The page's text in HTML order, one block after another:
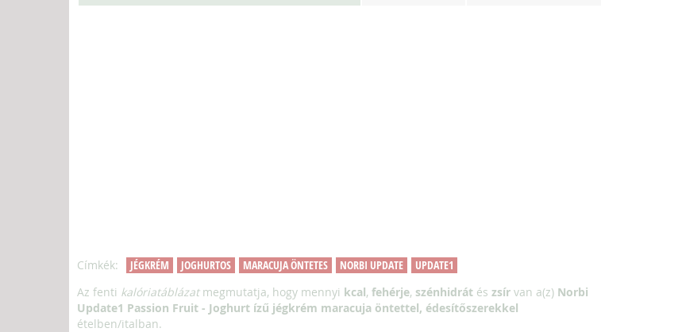
Címkék: JÉGKRÉM JOGHURTOS MARACUJA ÖNTETES NORBI UPDATE
UPDATE1
Az fenti kalóriatáblázatmegmutatja, hogy mennyi kcal, fehérje, szénhidrát és zsír van a(z) Norbi
Update1 Passion Fruit - Joghurt ízű jégkrém maracuja öntettel, édesítőszerekkel
ételben/italban.